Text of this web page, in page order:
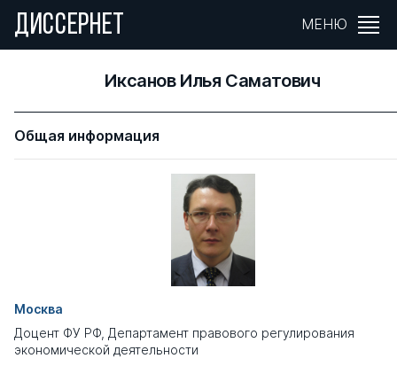
ДИССЕРНЕТ МЕНЮ
Иксанов Илья Саматович
Общая информация
Москва
Доцент ФУ РФ, Департамент правового регулирования
экономической деятельности